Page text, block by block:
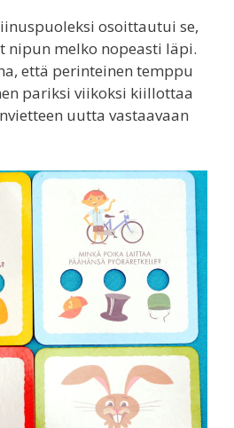
osoittautui se,
nipun melko nopeasti läpi.
että perinteinen temppu
pariksi viikoksi kiillottaa
uutta vastaavaan